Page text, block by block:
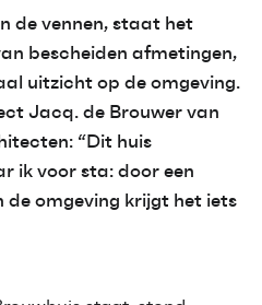
de vennen, staat het
bescheiden afmetingen,
uitzicht op de omgeving.
Jacq. de Brouwer van
“Dit huis
ik voor sta: door een
omgeving krijgt het iets